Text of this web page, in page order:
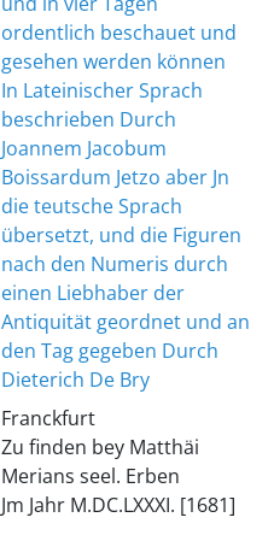
ordentlich beschauet und
gesehen werden können
In Lateinischer Sprach
beschrieben Durch
Joannem Jacobum
Boissardum Jetzo aber Jn
die teutsche Sprach
übersetzt, und die Figuren
nach den Numeris durch
einen Liebhaber der
Antiquität geordnet und an
den Tag gegeben Durch
Dieterich De Bry
Franckfurt
Zu finden bey Matthäi
Merians seel. Erben
Jm Jahr M.DC.LXXXI. [1681]